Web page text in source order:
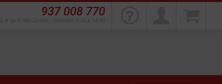
937 008 770